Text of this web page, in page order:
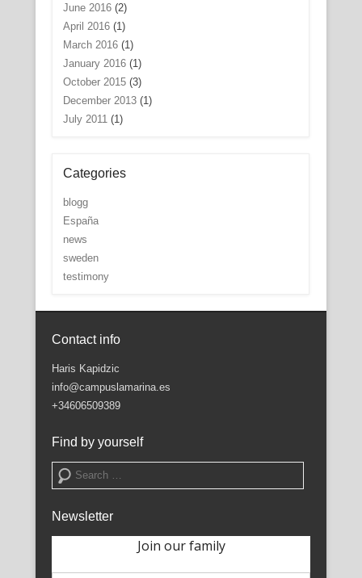
June 2016(2)
April 2016(1)
March 2016(1)
January 2016(1)
October 2015(3)
December 2013(1)
July 2011 (1)
Categories
blogg
España
news
sweden
testimony
Contact info
Haris Kapidzic
info@campuslamarina.es
+34606509389
Find by yourself
Search
Newsletter